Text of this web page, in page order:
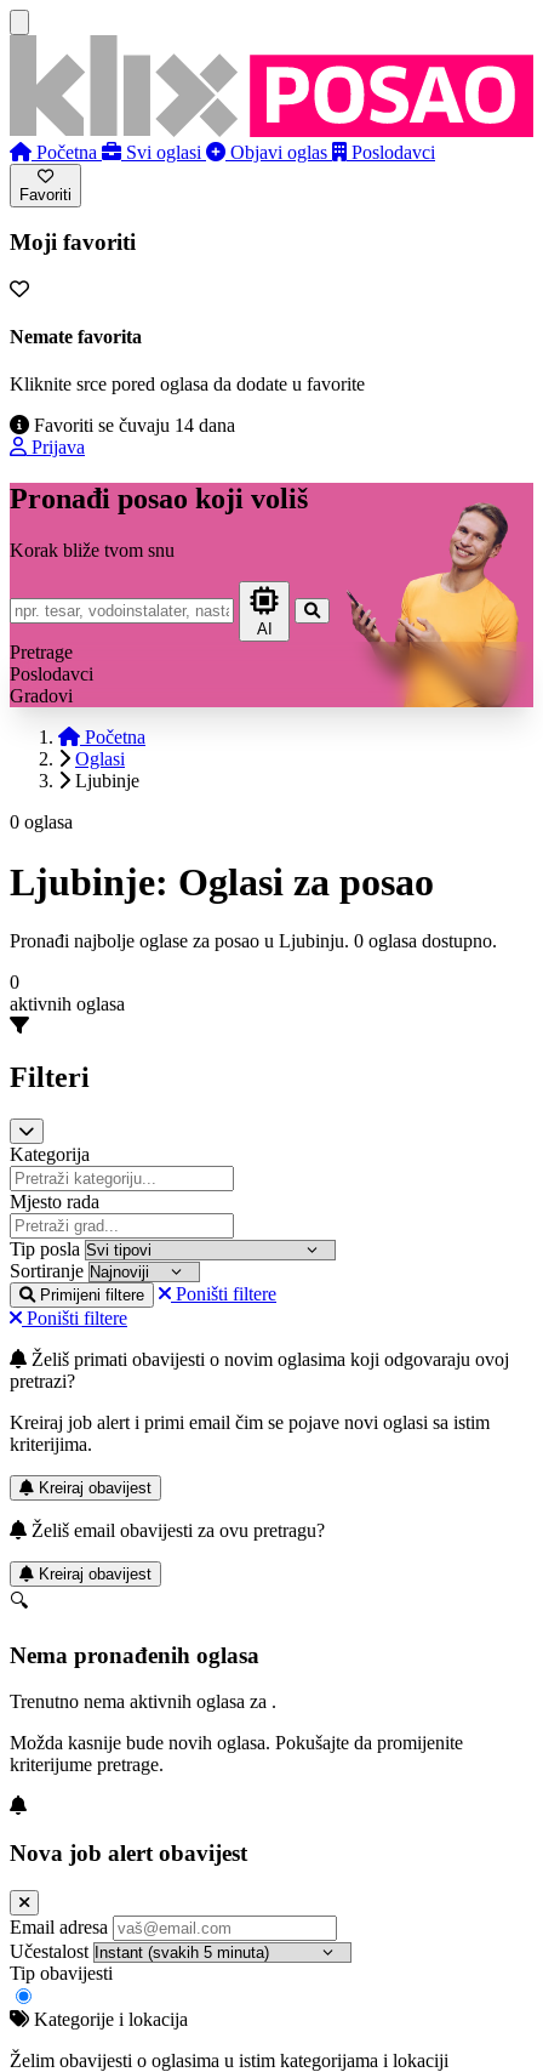
Početna Svi oglasi Objavi oglas Poslodavci
Favoriti
Moji favoriti
Nemate favorita
Kliknite srce pored oglasa da dodate u favorite
Favoriti se čuvaju 14 dana
Prijava
Pronađi posao koji voliš
Korak bliže tvom snu
AI
Pretrage
Poslodavci
Gradovi
Početna
Oglasi
Ljubinje
0 oglasa
Ljubinje: Oglasi za posao
Pronađi najbolje oglase za posao u Ljubinju. 0 oglasa dostupno.
0
aktivnih oglasa
Filteri
Kategorija
Mjesto rada
Tip posla
Sortiranje
Primijeni filtere
Poništi filtere
Poništi filtere
Želiš primati obavijesti o novim oglasima koji odgovaraju ovoj
pretrazi?
Kreiraj job alert i primi email čim se pojave novi oglasi sa istim
kriterijima.
Kreiraj obavijest
Želiš email obavijesti za ovu pretragu?
Kreiraj obavijest
🔍
Nema pronađenih oglasa
Trenutno nema aktivnih oglasa za .
Možda kasnije bude novih oglasa. Pokušajte da promijenite
kriterijume pretrage.
Nova job alert obavijest
Email adresa
Učestalost
Tip obavijesti
Kategorije i lokacija
Želim obavijesti o oglasima u istim kategorijama i lokaciji